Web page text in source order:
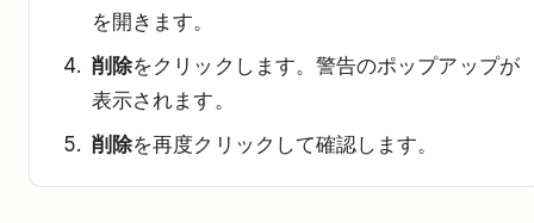
を開きます。
削除をクリックします。警告のポップアップが
表示されます。
削除を再度クリックして確認します。